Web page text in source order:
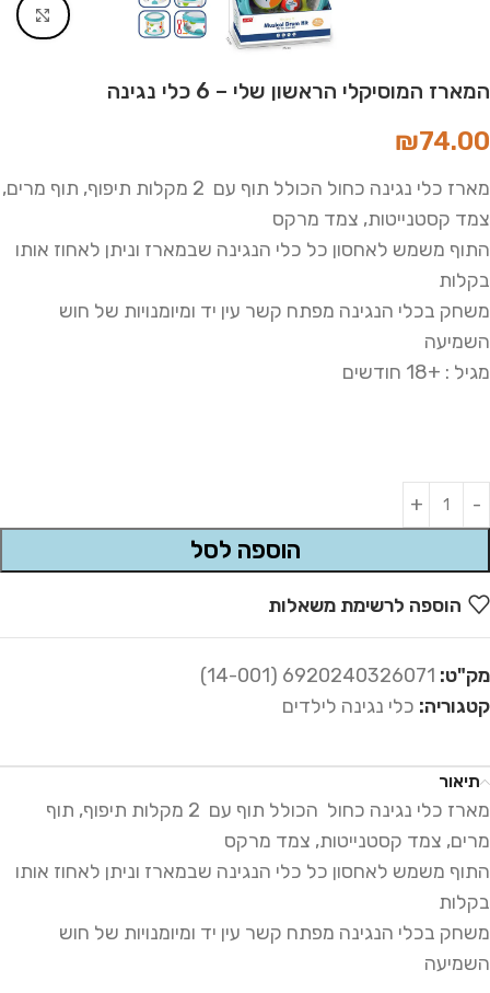
Click to enlarge
המארז המוסיקלי הראשון שלי – 6 כלי נגינה
₪74.00
מארז כלי נגינה כחול הכולל תוף עם 2 מקלות תיפוף, תוף מרים,
צמד קסטנייטות, צמד מרקס
התוף משמש לאחסון כל כלי הנגינה שבמארז וניתן לאחוז אותו
בקלות
משחק בכלי הנגינה מפתח קשר עין יד ומיומנויות של חוש
השמיעה
מגיל : +18 חודשים
הוספה לסל
Alternative:
הוספה לרשימת משאלות
מק"ט: 6920240326071 (14-001)
קטגוריה: כלי נגינה לילדים
תיאור
מארז כלי נגינה כחול הכולל תוף עם 2 מקלות תיפוף, תוף
מרים, צמד קסטנייטות, צמד מרקס
התוף משמש לאחסון כל כלי הנגינה שבמארז וניתן לאחוז אותו
בקלות
משחק בכלי הנגינה מפתח קשר עין יד ומיומנויות של חוש
השמיעה